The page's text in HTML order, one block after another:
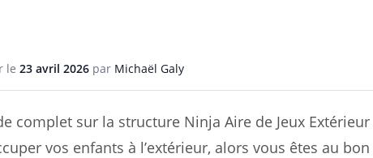
le 23 avril 2026 par Michaël Galy
complet sur la structure Ninja Aire de Jeux
vos enfants à l’extérieur, alors vous êtes au